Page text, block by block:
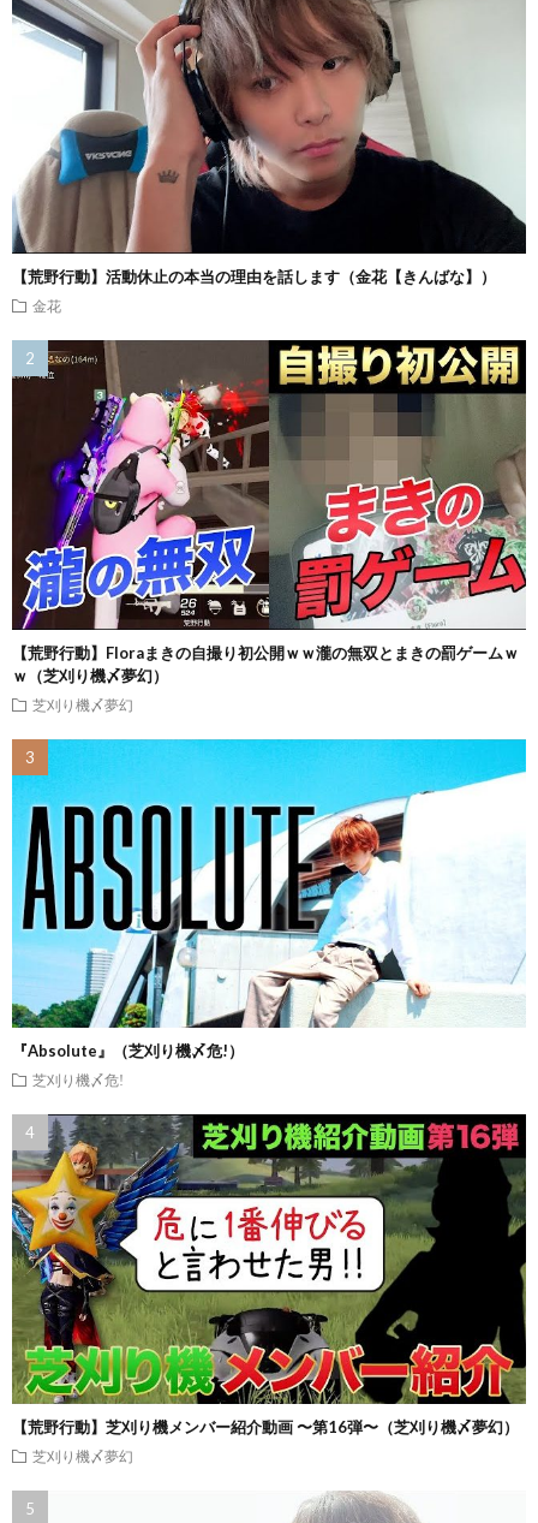
【荒野行動】活動休止の本当の理由を話します（金花【きんばな】）
金花
【荒野行動】Floraまきの自撮り初公開ｗｗ瀧の無双とまきの罰ゲームｗ
ｗ（芝刈り機〆夢幻）
芝刈り機〆夢幻
『Absolute』（芝刈り機〆危!）
芝刈り機〆危!
【荒野行動】芝刈り機メンバー紹介動画 〜第16弾〜（芝刈り機〆夢幻）
芝刈り機〆夢幻